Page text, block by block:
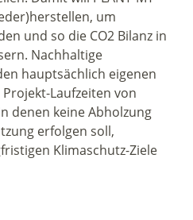
um
und so die CO2 Bilanz in
Nachhaltige
hauptsächlich eigenen
Laufzeiten von
denen keine Abholzung
erfolgen soll,
Klimaschutz-Ziele